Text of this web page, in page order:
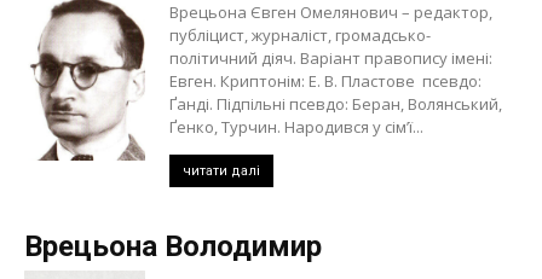
Врецьона Євген Омелянович – редактор,
публіцист, журналіст, громадсько-
політичний діяч. Варіант правопису імені:
Евген. Криптонім: Е. В. Пластове псевдо:
Ґанді. Підпільні псевдо: Беран, Волянський,
Ґенко, Турчин. Народився у сім’ї...
читати далі
Врецьона Володимир